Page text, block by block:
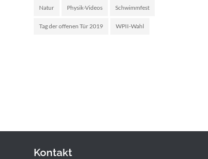
Natur Physik-Videos Schwimmfest
Tag der offenen Tür 2019 WPII-Wahl
Kontakt